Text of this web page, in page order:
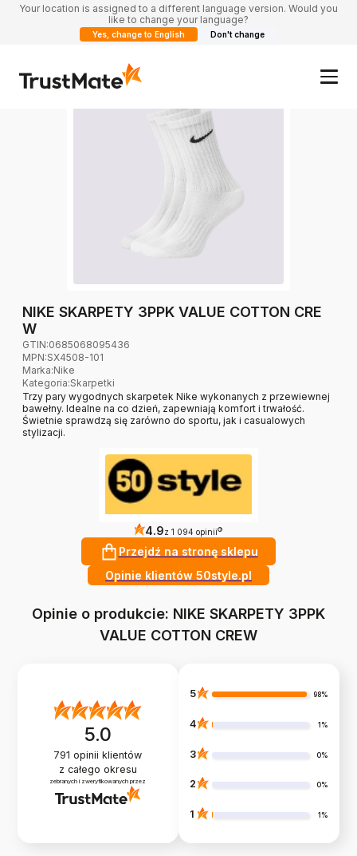
Your location is assigned to a different language version. Would you
like to change your language?
Yes, change to English Don't change
NIKE SKARPETY 3PPK VALUE COTTON CRE
W
GTIN:0685068095436
MPN:SX4508-101
Marka:Nike
Kategoria:Skarpetki
Trzy pary wygodnych skarpetek Nike wykonanych z przewiewnej
bawełny. Idealne na co dzień, zapewniają komfort i trwałość.
Świetnie sprawdzą się zarówno do sportu, jak i casualowych
stylizacji.
4.9z 1 094 opinii ?
Przejdź na stronę sklepu
Opinie klientów 50style.pl
Opinie o produkcie: NIKE SKARPETY 3PPK
VALUE COTTON CREW
5.0
791 opinii klientów
z całego okresu
zebranych i zweryfikowanych przez
5 98%
4 1%
3 0%
2 0%
1 1%